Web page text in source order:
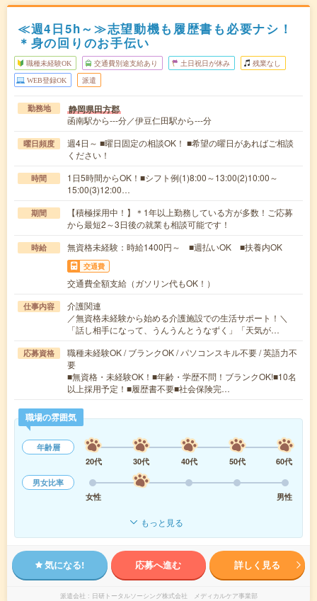
≪週4日5h～≫志望動機も履歴書も必要ナシ！
＊身の回りのお手伝い
職種未経験OK 交通費別途支給あり 土日祝日が休み 残業なし
WEB登録OK 派遣
勤務地 静岡県田方郡
函南駅から---分／伊豆仁田駅から---分
曜日頻度
週4日～ ■曜日固定の相談OK！ ■希望の曜日があればご相談
ください！
時間
1日5時間からOK！■シフト例(1)8:00～13:00(2)10:00～
15:00(3)12:00…
期間
【積極採用中！】＊1年以上勤務している方が多数！ご応募
から最短2～3日後の就業も相談可能です！
時給 無資格未経験：時給1400円～ ■週払いOK ■扶養内OK
交通費
交通費全額支給（ガソリン代もOK！）
仕事内容
介護関連
／無資格未経験から始める介護施設での生活サポート！＼
「話し相手になって、うんうんとうなずく」「天気が…
応募資格
職種未経験OK / ブランクOK / パソコンスキル不要 / 英語力不
要
■無資格・未経験OK！■年齢・学歴不問！ブランクOK!■10名
以上採用予定！■履歴書不要■社会保険完…
職場の雰囲気
年齢層
20代
30代 40代 50代
60代
男女比率
女性
男性
もっと見る
気になる! 応募へ進む 詳しく見る
派遣会社 日研トータルソーシング株式会社 メディカルケア事業部